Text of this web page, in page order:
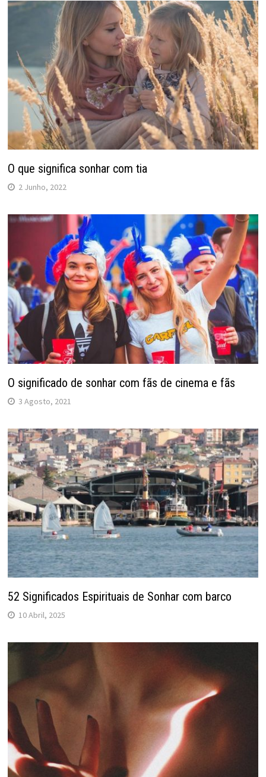
O que significa sonhar com tia
2 Junho, 2022
O significado de sonhar com fãs de cinema e fãs
3 Agosto, 2021
52 Significados Espirituais de Sonhar com barco
10 Abril, 2025